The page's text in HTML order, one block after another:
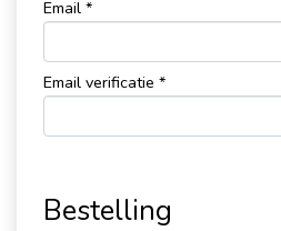
Email *
Email verificatie *
Bestelling